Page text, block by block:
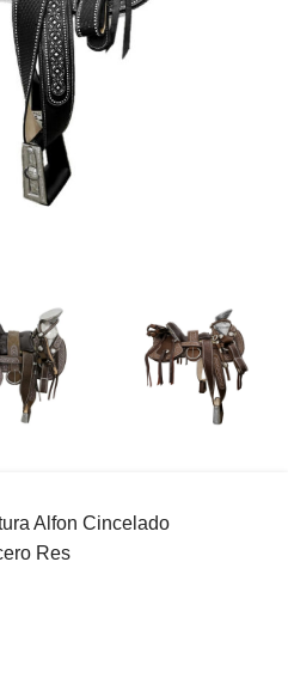
Alfon Cincelado
Res